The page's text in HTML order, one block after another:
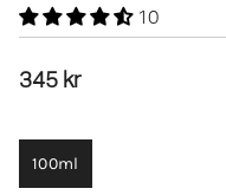
10
345 kr
100ml